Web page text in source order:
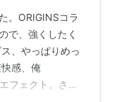
。ORIGINSコラ
で、強くしたく
、やっぱりめっ
感、俺
フェクト。さく